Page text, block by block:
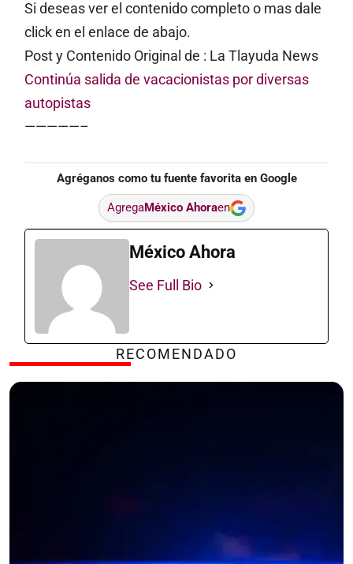
Si deseas ver el contenido completo o mas dale
click en el enlace de abajo.
Post y Contenido Original de : La Tlayuda News
Continúa salida de vacacionistas por diversas
autopistas
—————–
Agréganos como tu fuente favorita en Google
AgregaMéxico Ahoraen
México Ahora
See Full Bio
RECOMENDADO